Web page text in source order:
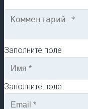
Заполните поле
Заполните поле